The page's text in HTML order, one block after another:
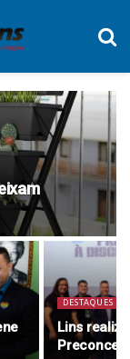
DESTAQUES
Lins